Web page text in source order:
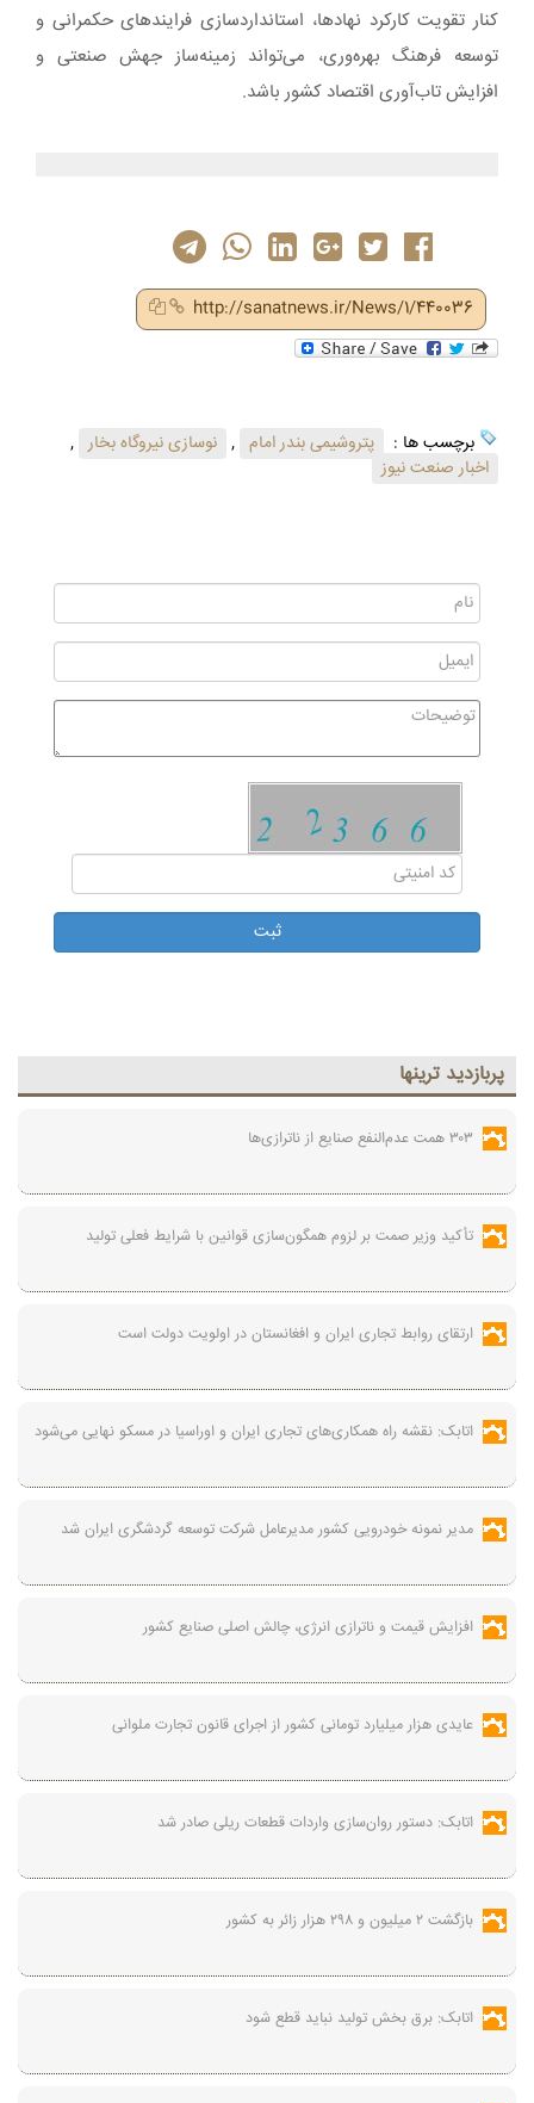
کنار تقویت کارکرد نهادها، استانداردسازی فرایندهای حکمرانی و
توسعه فرهنگ بهره‌وری، می‌تواند زمینه‌ساز جهش صنعتی و
افزایش تاب‌آوری اقتصاد کشور باشد.
http://sanatnews.ir/News/1/440036
برچسب ها : پتروشیمی بندر امام , نوسازی نیروگاه بخار ,
اخبار صنعت نیوز
پربازديد ترينها
۳۰۳ همت عدم‌النفع صنایع از ناترازی‌ها
تأکید وزیر صمت بر لزوم همگون‌سازی قوانین با شرایط فعلی تولید
ارتقای روابط تجاری ایران و افغانستان در اولویت دولت است
اتابک: نقشه راه همکاری‌های تجاری ایران و اوراسیا در مسکو نهایی می‌شود
مدیر نمونه خودرویی کشور مدیرعامل شرکت توسعه گردشگری ایران شد
افزایش قیمت و ناترازی انرژی، چالش اصلی صنایع کشور
عایدی هزار میلیارد تومانی کشور از اجرای قانون تجارت ملوانی
اتابک: دستور روان‌سازی واردات قطعات ریلی صادر شد
بازگشت ۲ میلیون و ۲۹۸ هزار زائر به کشور
اتابک: برق بخش تولید نباید قطع شود